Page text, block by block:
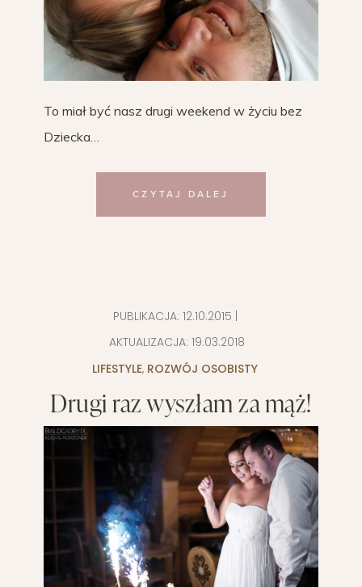
To miał być nasz drugi weekend w życiu bez
Dziecka…
CZYTAJ DALEJ
PUBLIKACJA: 12.10.2015 |
AKTUALIZACJA: 19.03.2018
LIFESTYLE, ROZWÓJ OSOBISTY
Drugi raz wyszłam za mąż!